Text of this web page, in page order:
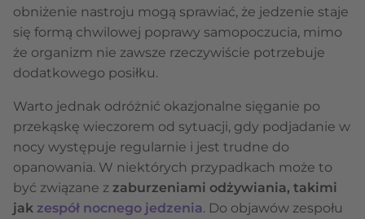
obniżenie nastroju mogą sprawiać, że jedzenie staje
się formą chwilowej poprawy samopoczucia, mimo
że organizm nie zawsze rzeczywiście potrzebuje
dodatkowego posiłku.
Warto jednak odróżnić okazjonalne sięganie po
przekąskę wieczorem od sytuacji, gdy podjadanie w
nocy występuje regularnie i jest trudne do
opanowania. W niektórych przypadkach może to
być związane z zaburzeniami odżywiania, takimi
jak zespół nocnego jedzenia. Do objawów zespołu